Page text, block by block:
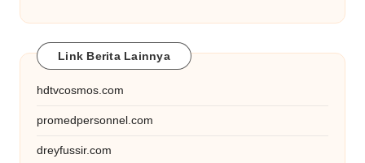
Link Berita Lainnya
hdtvcosmos.com
promedpersonnel.com
dreyfussir.com